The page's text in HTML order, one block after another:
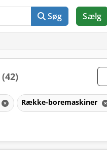
Søg Sælg
(42)
Række-boremaskiner